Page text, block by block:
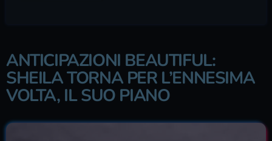
ANTICIPAZIONI BEAUTIFUL:
SHEILA TORNA PER L’ENNESIMA
VOLTA, IL SUO PIANO